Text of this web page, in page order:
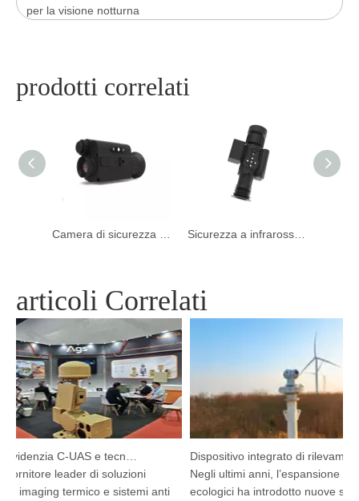
per la visione notturna
prodotti correlati
articoli Correlati
Argustec evidenzia C-UAS e tecnologia termica all'avanguardia a Kuala Lumpur
leader di soluzioni
imaging termico e sistemi anti
Negli ultimi anni, l’espansione dei
ecologici ha introdotto nuove sfide